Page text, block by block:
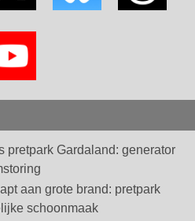
pretpark Gardaland: generator
aan grote brand: pretpark
schoonmaak